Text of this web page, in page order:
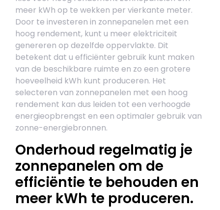
meer kWh op te wekken per vierkante meter.
Door te investeren in zonnepanelen met een
hoog rendement, kunt u meer elektriciteit
genereren op dezelfde oppervlakte. Dit
betekent dat u efficiënter gebruik kunt maken
van de beschikbare ruimte en zo een grotere
hoeveelheid kWh kunt produceren. Het
selecteren van zonnepanelen met een hoog
rendement kan dus leiden tot een verhoogde
energieopbrengst en een optimaler gebruik van
zonne-energiebronnen.
Onderhoud regelmatig je
zonnepanelen om de
efficiëntie te behouden en
meer kWh te produceren.